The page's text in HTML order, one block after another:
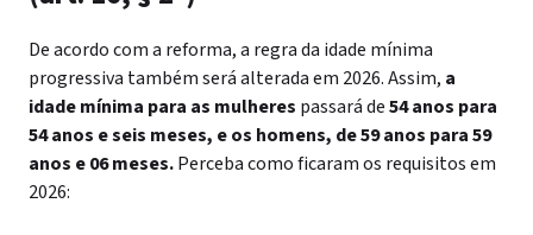
De acordo com a reforma, a regra da idade mínima
progressiva também será alterada em 2026. Assim, a
idade mínima para as mulheres passará de54 anos para
54 anos e seis meses, e os homens, de 59 anos para 59
anos e 06 meses.Perceba como ficaram os requisitos em
2026: